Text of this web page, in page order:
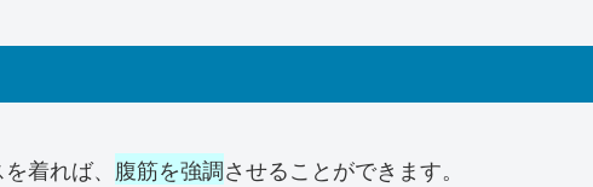
着れば、 腹筋を強調させることができます。